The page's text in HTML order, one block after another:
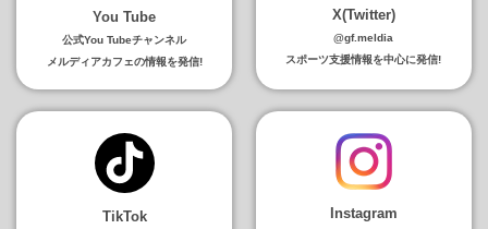
You Tube
公式You Tubeチャンネル
メルディアカフェの情報を発信!
X(Twitter)
@gf.meldia
スポーツ支援情報を中心に発信!
TikTok Instagram